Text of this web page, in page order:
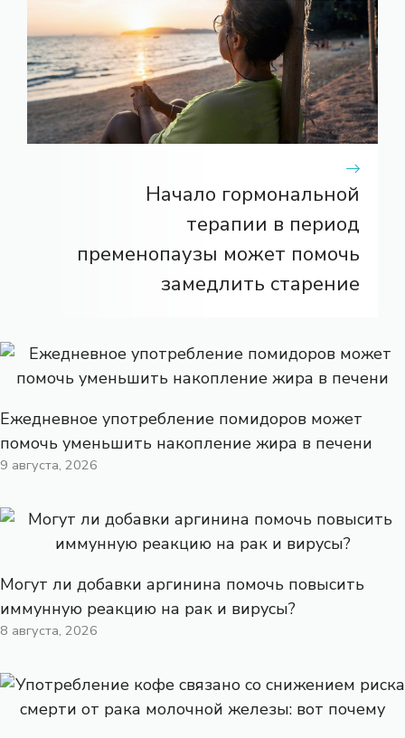
Начало гормональной
терапии в период
пременопаузы может помочь
замедлить старение
Ежедневное употребление помидоров может
помочь уменьшить накопление жира в печени
9 августа, 2026
Могут ли добавки аргинина помочь повысить
иммунную реакцию на рак и вирусы?
8 августа, 2026